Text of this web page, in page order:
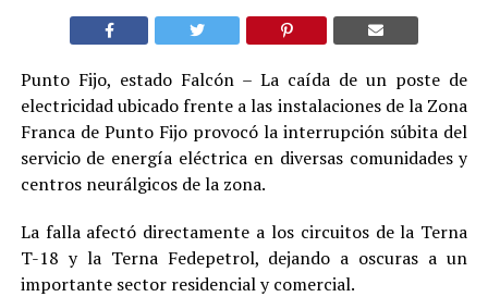
Punto Fijo, estado Falcón – La caída de un poste de
electricidad ubicado frente a las instalaciones de la Zona
Franca de Punto Fijo provocó la interrupción súbita del
servicio de energía eléctrica en diversas comunidades y
centros neurálgicos de la zona.
La falla afectó directamente a los circuitos de la Terna
T-18 y la Terna Fedepetrol, dejando a oscuras a un
importante sector residencial y comercial.